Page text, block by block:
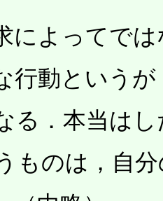
よってでは
行動という
る．本当は
ものは，自